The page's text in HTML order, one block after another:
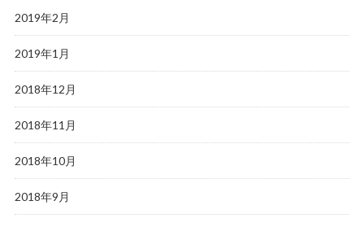
2019年2月
2019年1月
2018年12月
2018年11月
2018年10月
2018年9月